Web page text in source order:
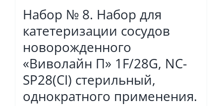
Набор № 8. Набор для
катетеризации сосудов
новорожденного
«Виволайн П» 1F/28G, NC-
SP28(СI) стерильный,
однократного применения.